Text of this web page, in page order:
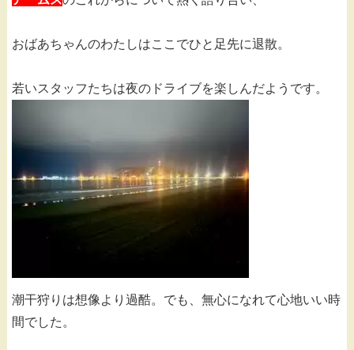
おばあちゃんのわたしはここでひと足先に退散。
若いスタッフたちは夜のドライブを楽しんだようです。
潮干狩りは想像より過酷。でも、無心になれて心地いい時
間でした。